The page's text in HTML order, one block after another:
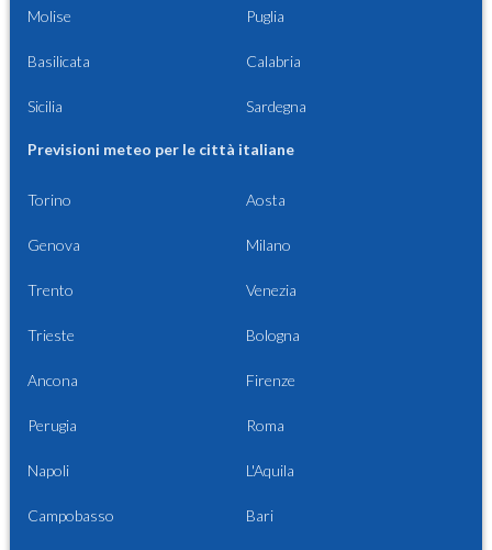
Molise Puglia
Basilicata Calabria
Sicilia Sardegna
Previsioni meteo per le città italiane
Torino Aosta
Genova Milano
Trento Venezia
Trieste Bologna
Ancona Firenze
Perugia Roma
Napoli L'Aquila
Campobasso Bari